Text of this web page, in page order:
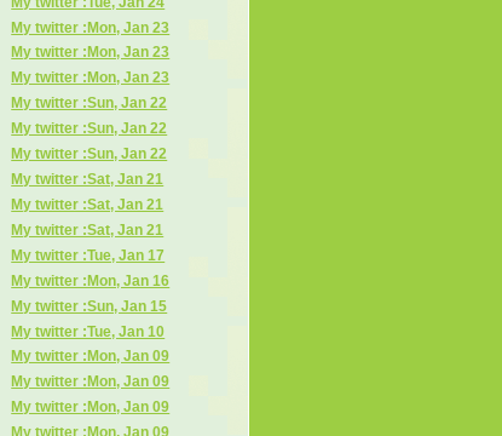
My twitter :Mon, Jan 23
My twitter :Mon, Jan 23
My twitter :Mon, Jan 23
My twitter :Sun, Jan 22
My twitter :Sun, Jan 22
My twitter :Sun, Jan 22
My twitter :Sat, Jan 21
My twitter :Sat, Jan 21
My twitter :Sat, Jan 21
My twitter :Tue, Jan 17
My twitter :Mon, Jan 16
My twitter :Sun, Jan 15
My twitter :Tue, Jan 10
My twitter :Mon, Jan 09
My twitter :Mon, Jan 09
My twitter :Mon, Jan 09
My twitter :Mon, Jan 09